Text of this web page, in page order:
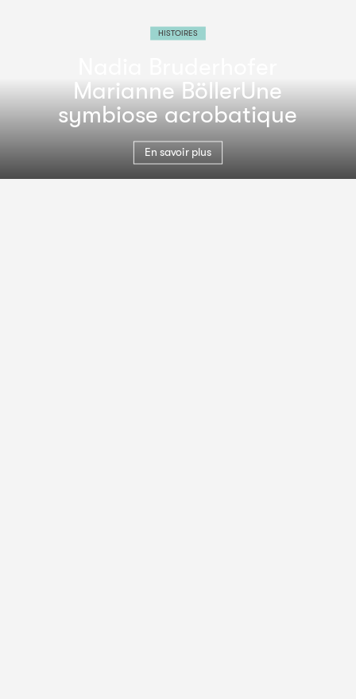
HISTOIRES
Marianne BöllerUne
symbiose acrobatique
En savoir plus